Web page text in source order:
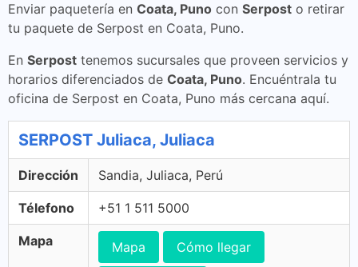
Enviar paquetería en Coata, Puno con Serpost o retirar
tu paquete de Serpost en Coata, Puno.
En Serpost tenemos sucursales que proveen servicios y
horarios diferenciados de Coata, Puno. Encuéntrala tu
oficina de Serpost en Coata, Puno más cercana aquí.
SERPOST Juliaca, Juliaca
Dirección Sandia, Juliaca, Perú
Télefono +51 1 511 5000
Mapa Mapa Cómo llegar